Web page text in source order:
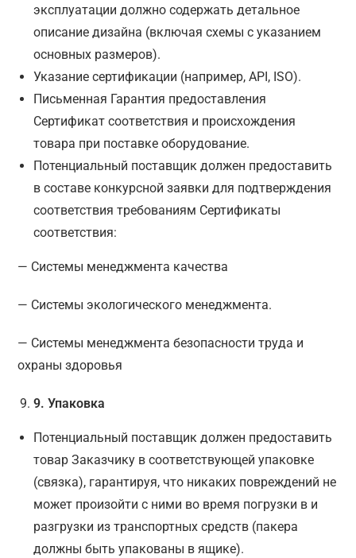
эксплуатации должно содержать детальное
описание дизайна (включая схемы с указанием
основных размеров).
Указание сертификации (например, API, ISO).
Письменная Гарантия предоставления
Сертификат соответствия и происхождения
товара при поставке оборудование.
Потенциальный поставщик должен предоставить
в составе конкурсной заявки для подтверждения
соответствия требованиям Сертификаты
соответствия:
— Системы менеджмента качества
— Системы экологического менеджмента.
— Системы менеджмента безопасности труда и
охраны здоровья
9. Упаковка
Потенциальный поставщик должен предоставить
товар Заказчику в соответствующей упаковке
(связка), гарантируя, что никаких повреждений не
может произойти с ними во время погрузки в и
разгрузки из транспортных средств (пакера
должны быть упакованы в ящике).